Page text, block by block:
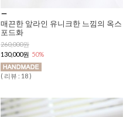
매끈한 앞라인 유니크한 느낌의 옥스
포드화
260,000원
130,000원 50%
( 리뷰 : 18 )